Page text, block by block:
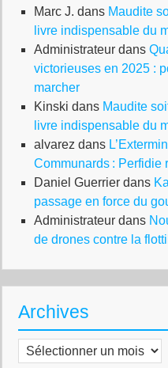
Marc J. dans Maudite
livre indispensable du
Administrateur dans
victorieuses en 2025 :
marcher
Kinski dans Maudite
livre indispensable du
alvarez dans
Communards : Perfidie
Daniel Guerrier dans
passage en force du
Administrateur dans
de drones contre la
Archives
Archives